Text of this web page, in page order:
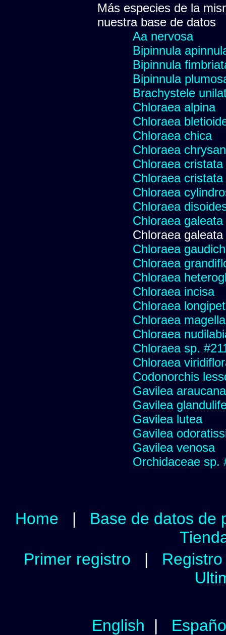
Más especies de la
nuestra base de datos
Aa nervosa
Bipinnula
Bipinnula
Bipinnula
Brachystele
Chloraea alpina
Chloraea
Chloraea chica
Chloraea
Chloraea cristata
Chloraea
Chloraea
Chloraea
Chloraea galeata
Chloraea galeata
Chloraea
Chloraea
Chloraea
Chloraea incisa
Chloraea
Chloraea
Chloraea
Chloraea sp.
Chloraea
Codonorchis
Gavilea araucana
Gavilea
Gavilea lutea
Gavilea
Gavilea venosa
Orchidaceae sp.
Home | Base de datos de
Primer registro |
English |